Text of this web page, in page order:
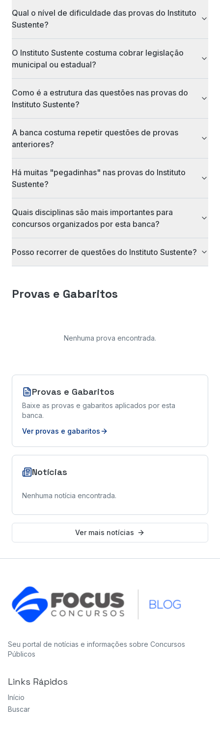
Qual o nível de dificuldade das provas do Instituto
Sustente?
O Instituto Sustente costuma cobrar legislação
municipal ou estadual?
Como é a estrutura das questões nas provas do
Instituto Sustente?
A banca costuma repetir questões de provas
anteriores?
Há muitas "pegadinhas" nas provas do Instituto
Sustente?
Quais disciplinas são mais importantes para
concursos organizados por esta banca?
Posso recorrer de questões do Instituto Sustente?
Provas e Gabaritos
Nenhuma prova encontrada.
Provas e Gabaritos
Baixe as provas e gabaritos aplicados por esta
banca.
Ver provas e gabaritos
Notícias
Nenhuma notícia encontrada.
Ver mais notícias
Seu portal de notícias e informações sobre Concursos
Públicos
Links Rápidos
Início
Buscar